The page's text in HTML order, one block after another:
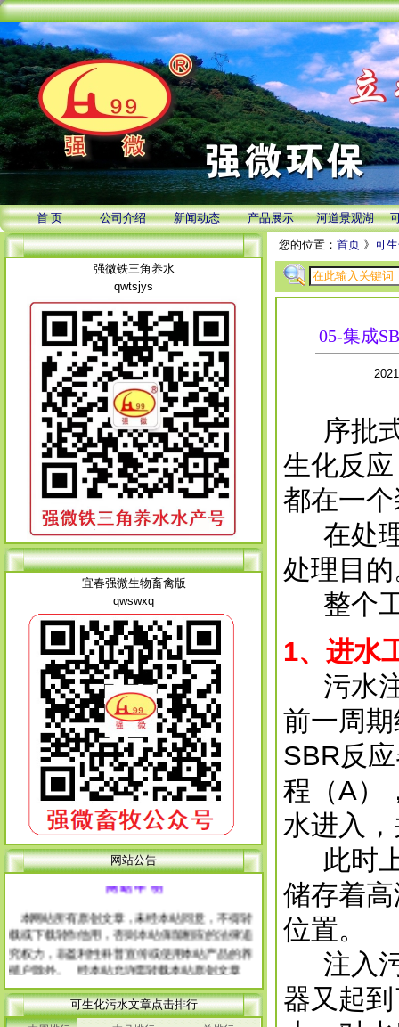
首 页 公司介绍 新闻动态 产品展示 河道景观湖
强微铁三角养水
qwtsjys
宜春强微生物畜禽版
qwswxq
网站公告
网 站 申 明
载或下载转作他用，否则本站保留相应的法律追
究权力，非盈利性科普宣传或使用本站产品的养
殖户除外。 经本站允许需转载本站原创文章
的，请注明出处。
每篇文章下面的网友评论只显示5条，要想看全
部评论，请点击网友评论框右上角的“更多”
可生化污水文章点击排行
您的位置： 首页 》 可
05-集成
序批式
生化反
都在一
在处理
处理目
整个工
1、进水
污水注
前一周
SBR反
程（A）
水进入
此时上
储存着
位置。
注入污
器又起